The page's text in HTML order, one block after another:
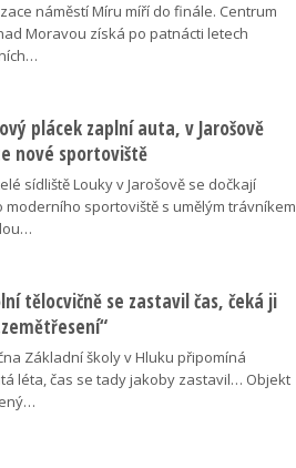
náměstí Míru míří do finále. Centrum
Moravou získá po patnácti letech
plácek zaplní auta, v Jarošově
nové sportoviště
sídliště Louky v Jarošově se dočkají
moderního sportoviště s umělým trávníkem
tělocvičně se zastavil čas, čeká ji
Základní školy v Hluku připomíná
léta, čas se tady jakoby zastavil… Objekt